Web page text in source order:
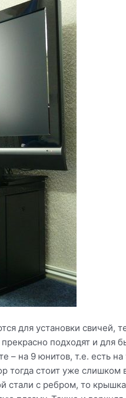
для установки свичей,
подходят и для
– на 9 юнитов, т.е. есть
тогда стоит уже слишком
стали с ребром, то